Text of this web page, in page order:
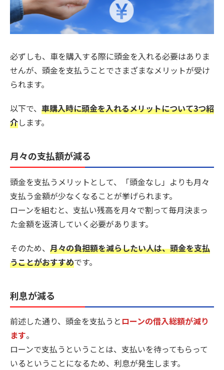
必ずしも、車を購入する際に頭金を入れる必要はありま
せんが、頭金を支払うことでさまざまなメリットが受け
られます。
以下で、 車購入時に頭金を入れるメリットについて3つ紹
介します。
月々の支払額が減る
頭金を支払うメリットとして、「頭金なし」よりも月々
支払う金額が少なくなることが挙げられます。
ローンを組むと、支払い残高を月々で割って毎月決まっ
た金額を返済していく必要があります。
そのため、 月々の負担額を減らしたい人は、頭金を支払
うことがおすすめです。
利息が減る
前述した通り、頭金を支払うと ローンの借入総額が減り
ます。
ローンで支払うということは、支払いを待ってもらって
いるということになるため、利息が発生します。